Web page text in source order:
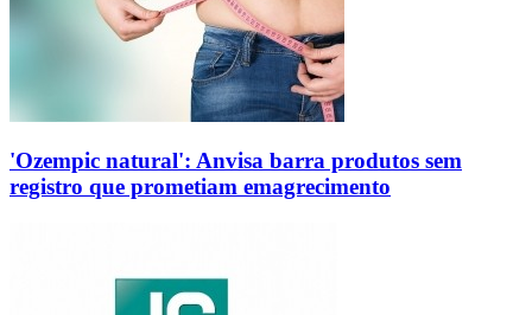
'Ozempic natural': Anvisa barra produtos sem
registro que prometiam emagrecimento